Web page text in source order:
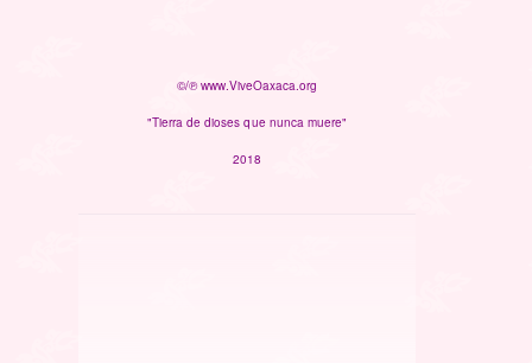
©/℗ www.ViveOaxaca.org
"Tierra de dioses que nunca muere"
2018